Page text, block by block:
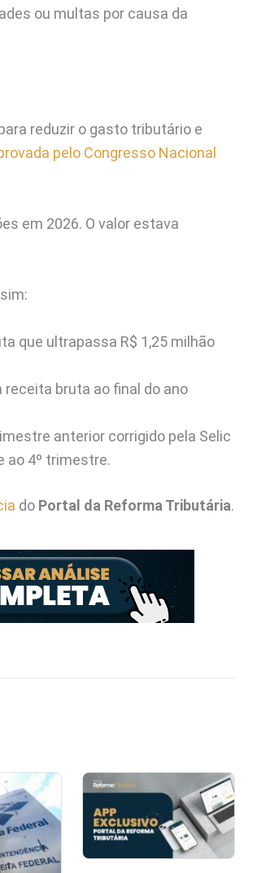
ou multas por causa da
reduzir o gasto tributário e
pelo Congresso Nacional
em 2026. O valor estava
que ultrapassa R$ 1,25 milhão
bruta ao final do ano
anterior corrigido pela Selic
ao 4º trimestre.
do Portal da Reforma Tributária.